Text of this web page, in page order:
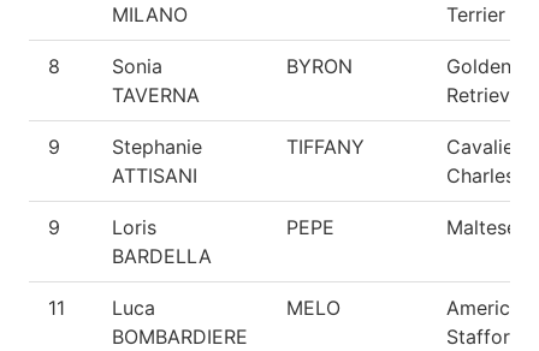
MILANO
Terrier
8
Sonia
TAVERNA
BYRON
Golden
Retriever
9
Stephanie
ATTISANI
TIFFANY
Cavalier
Charles
9
Loris
BARDELLA
PEPE Maltese
11
Luca
BOMBARDIERE
MELO
American